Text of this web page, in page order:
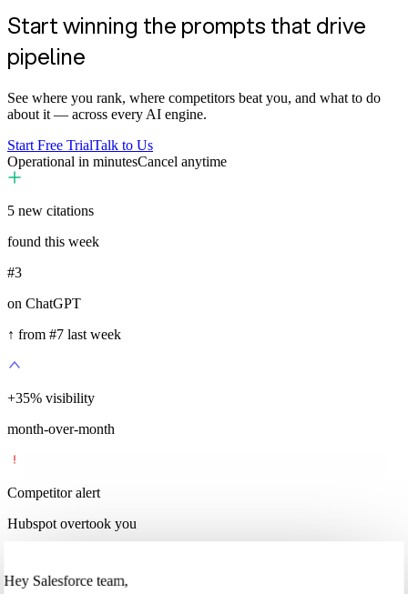
Start winning the prompts that drive
pipeline
See where you rank, where competitors beat you, and what to do
about it — across every AI engine.
Start Free TrialTalk to Us
Operational in minutesCancel anytime
5 new citations
found this week
#3
on ChatGPT
↑ from #7 last week
+35% visibility
month-over-month
Competitor alert
Hubspot overtook you
Hey Salesforce team,